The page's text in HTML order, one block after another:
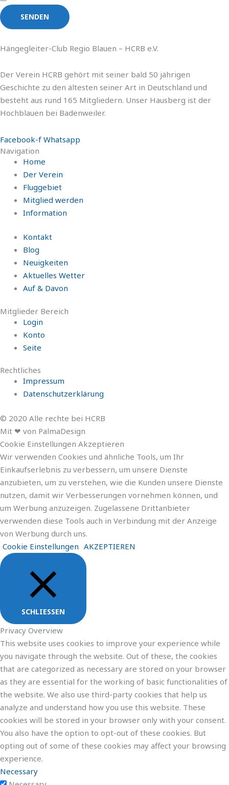
SENDEN
Hängegleiter-Club Regio Blauen – HCRB e.V.
Der Verein HCRB gehört mit seiner bald 50 jährigen
Geschichte zu den ältesten seiner Art in Deutschland und
besteht aus rund 165 Mitgliedern. Unser Hausberg ist der
Hochblauen bei Badenweiler.
Facebook-f Whatsapp
Navigation
Home
Der Verein
Fluggebiet
Mitglied werden
Information
Kontakt
Blog
Neuigkeiten
Aktuelles Wetter
Auf & Davon
Mitglieder Bereich
Login
Konto
Seite
Rechtliches
Impressum
Datenschutzerklärung
© 2020 Alle rechte bei HCRB
Mit ❤ von PalmaDesign
Cookie Einstellungen Akzeptieren
Wir verwenden Cookies und ähnliche Tools, um Ihr
Einkaufserlebnis zu verbessern, um unsere Dienste
anzubieten, um zu verstehen, wie die Kunden unsere Dienste
nutzen, damit wir Verbesserungen vornehmen können, und
um Werbung anzuzeigen. Zugelassene Drittanbieter
verwenden diese Tools auch in Verbindung mit der Anzeige
von Werbung durch uns.
Cookie Einstellungen AKZEPTIEREN
SCHLIESSEN
Privacy Overview
This website uses cookies to improve your experience while
you navigate through the website. Out of these, the cookies
that are categorized as necessary are stored on your browser
as they are essential for the working of basic functionalities of
the website. We also use third-party cookies that help us
analyze and understand how you use this website. These
cookies will be stored in your browser only with your consent.
You also have the option to opt-out of these cookies. But
opting out of some of these cookies may affect your browsing
experience.
Necessary